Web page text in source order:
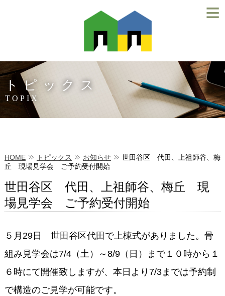
トピックス
TOPIX
HOME トピックス お知らせ
世田谷区 代田、上祖師谷、梅
丘 現場見学会 ご予約受付開始
世田谷区 代田、上祖師谷、梅丘 現
場見学会 ご予約受付開始
５月29日 世田谷区代田で上棟式がありました。骨
組み見学会は7/4（土）～8/9（日）まで１０時から１
６時にて開催致しますが、本日より7/3までは予約制
で構造のご見学が可能です。
≡